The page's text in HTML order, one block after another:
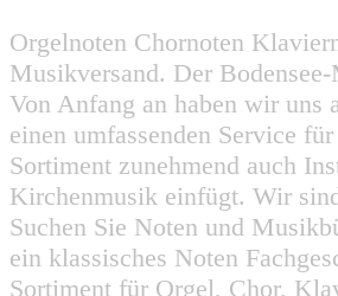
Orgelnoten Chornoten
Musikversand. Der
Von Anfang an haben wir uns
einen umfassenden Service
Sortiment zunehmend auch
Kirchenmusik einfügt. Wir
Suchen Sie Noten und
ein klassisches Noten
Sortiment für Orgel, Chor,